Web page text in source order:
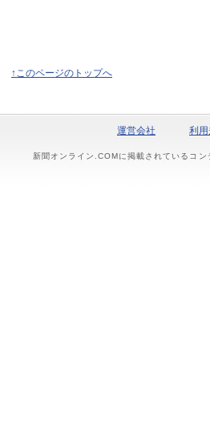
↑このページのトップへ
運営会社 利
新聞オンライン.COMに掲載されているコ